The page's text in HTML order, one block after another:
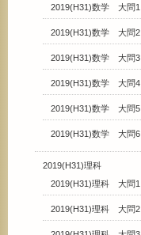
2019(H31)数学 大問1
2019(H31)数学 大問2
2019(H31)数学 大問3
2019(H31)数学 大問4
2019(H31)数学 大問5
2019(H31)数学 大問6
2019(H31)理科
2019(H31)理科 大問1
2019(H31)理科 大問2